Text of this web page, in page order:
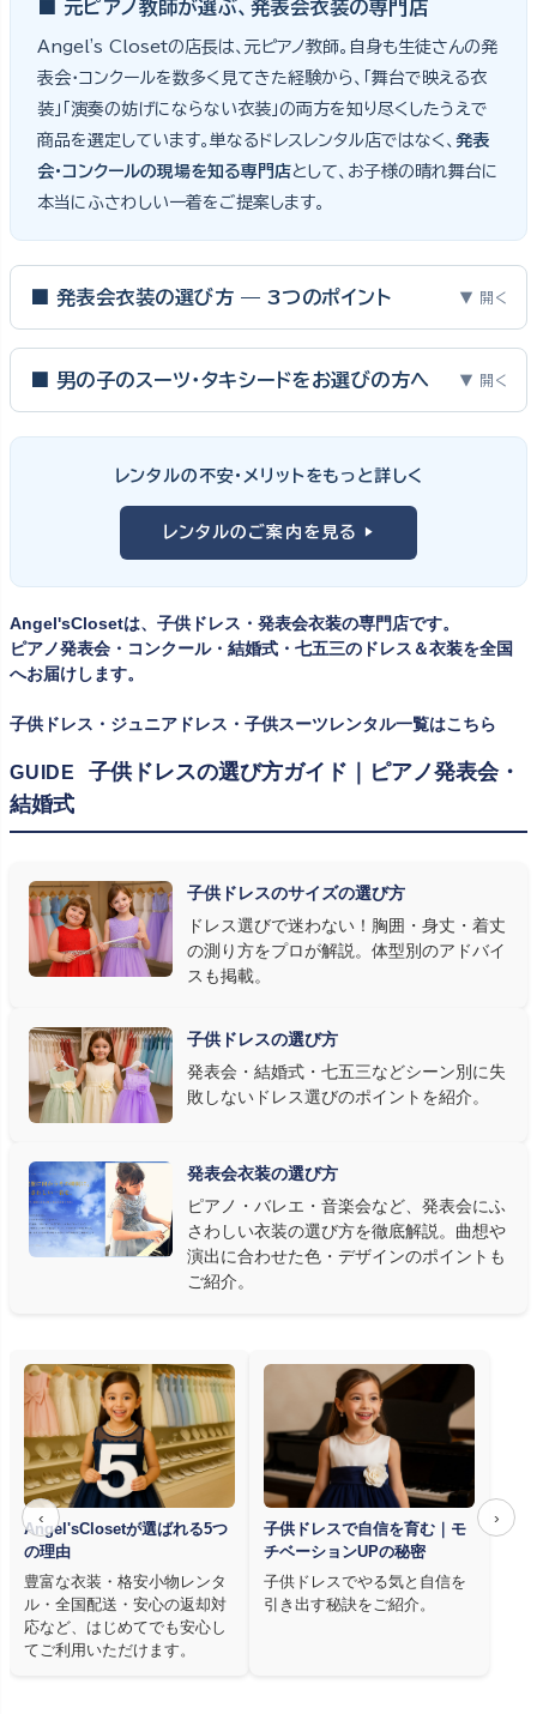
■ 元ピアノ教師が選ぶ、発表会衣装の専門店
Angel's Closetの店長は、元ピアノ教師。自身も生徒さんの発
表会・コンクールを数多く見てきた経験から、「舞台で映える衣
装」「演奏の妨げにならない衣装」の両方を知り尽くしたうえで
商品を選定しています。単なるドレスレンタル店ではなく、 発表
会・コンクールの現場を知る専門店として、お子様の晴れ舞台に
本当にふさわしい一着をご提案します。
■ 発表会衣装の選び方 — 3つのポイント ▼ 開く
ピアノ発表会・バイオリン発表会・コンクールの舞台は、お子様にと
って特別な一日。元ピアノ教師としての経験から、衣装選びで大切
① サイズは"ジャストフィット"を選ぶ
舞台上で最も美しく見えるのは、お子様の体にきちんと合ったサ
イズのドレス・スーツです。「大きめを買って長く着せたい」という
何よりお子様を輝かせます。レンタルなら、その時のジャストサイ
ズを遠慮なく選べるのが最大のメリット。胸囲・身丈の正しい測り
② 舞台で映える色・楽器に合うデザインを選ぶ
発表会の舞台は照明が強く、客席からは意外と色味が飛んで見え
ます。ネイビー・ブラック・深みのあるジュエルカラーはホールの照
す。またピアノ演奏なら落ち着いたシックなトーン、バイオリンやソ
ロ演奏なら華やかで視線を集めるデザイン、合唱やアンサンブル
なら衣装同士が調和するクラシカルな色合い、と演目に合わせた
③ 演奏の動きを妨げない設計か確認する
発表会ドレス選びで見落とされがちなのが"動きやすさ"です。ピ
アノならペダル操作を妨げない丈感、バイオリンなら弓を動かす
右腕のゆとり、管楽器なら胸元の締め付けがないこと——演奏の
質は衣装で変わります。Angel's Closetのレンタル衣装は、元ピ
アノ教師の店長が発表会・コンクールでのご使用を前提に厳選し
た商品
を多数ご用意しています。
■ 男の子のスーツ・タキシードをお選びの方へ ▼ 開く
向け、スリーピーススーツやベストスタイルは合唱・アンサンブル向
けと、シーンで使い分けるのがおすすめです。詳しくは
ツ・タキシード一覧
レンタルの不安・メリットをもっと詳しく
レンタルのご案内を見る ▶
Angel'sClosetは、子供ドレス・発表会衣装の専門店です。
ピアノ発表会・コンクール・結婚式・七五三のドレス＆衣装を全国
へお届けします。
子供ドレス・ジュニアドレス・子供スーツレンタル一覧はこちら
GUIDE
子供ドレスの選び方ガイド｜ピアノ発表会・
結婚式
子供ドレスのサイズの選び方
ドレス選びで迷わない！胸囲・身丈・着丈
の測り方をプロが解説。体型別のアドバイ
スも掲載。
子供ドレスの選び方
発表会・結婚式・七五三などシーン別に失
敗しないドレス選びのポイントを紹介。
発表会衣装の選び方
ピアノ・バレエ・音楽会など、発表会にふ
さわしい衣装の選び方を徹底解説。曲想や
演出に合わせた色・デザインのポイントも
ご紹介。
‹ ›
Angel'sClosetが選ばれる5つ
の理由
豊富な衣装・格安小物レンタ
ル・全国配送・安心の返却対
応など、はじめてでも安心し
てご利用いただけます。
子供ドレスで自信を育む｜モ
チベーションUPの秘密
子供ドレスでやる気と自信を
引き出す秘訣をご紹介。